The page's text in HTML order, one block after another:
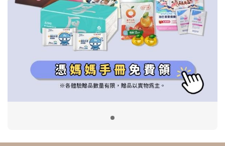
信誼基金會
2022信誼年度報告
2023信誼年度報告
2024信誼年度報告
附設幼兒園
小袋鼠幼師網